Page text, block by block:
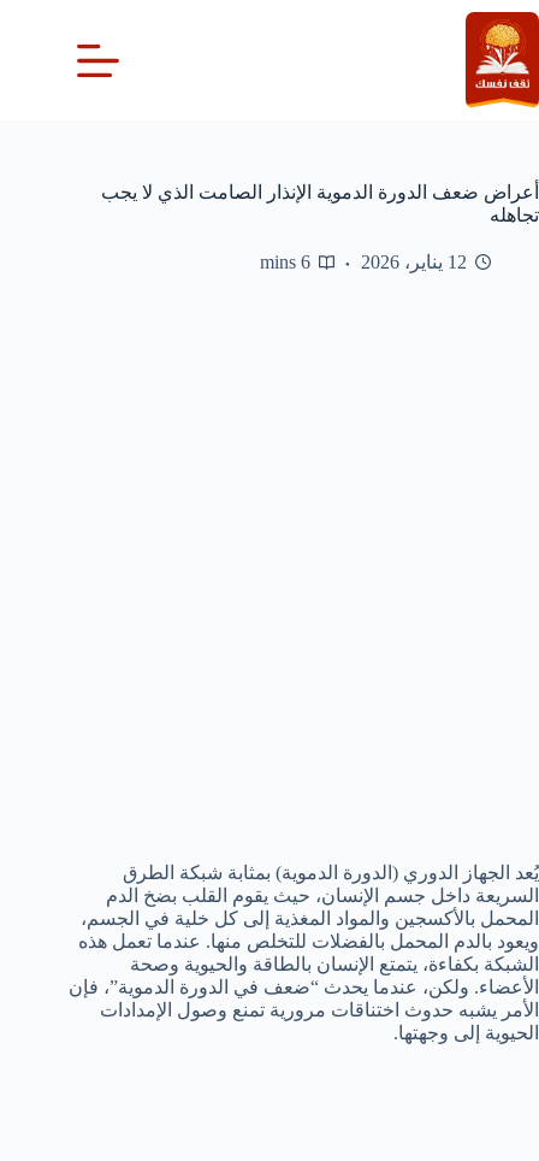
التجاوز
إلى
المحتوى
أعراض ضعف الدورة الدموية الإنذار الصامت الذي لا يجب
تجاهله
12 يناير، 2026 6 mins
يُعد الجهاز الدوري (الدورة الدموية) بمثابة شبكة الطرق
السريعة داخل جسم الإنسان، حيث يقوم القلب بضخ الدم
المحمل بالأكسجين والمواد المغذية إلى كل خلية في الجسم،
ويعود بالدم المحمل بالفضلات للتخلص منها. عندما تعمل هذه
الشبكة بكفاءة، يتمتع الإنسان بالطاقة والحيوية وصحة
الأعضاء. ولكن، عندما يحدث “ضعف في الدورة الدموية”، فإن
الأمر يشبه حدوث اختناقات مرورية تمنع وصول الإمدادات
الحيوية إلى وجهتها.